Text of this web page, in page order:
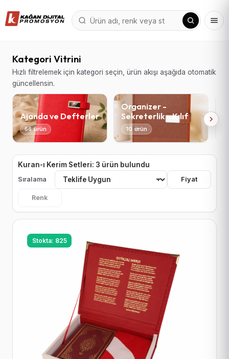
Kategori Vitrini
Hızlı filtrelemek için kategori seçin, ürün akışı aşağıda otomatik
güncellensin.
Ajanda ve Defterler
66 ürün
Organizer -
Sekreterlik - Kılıf
10 ürün
Kuran-ı Kerim Setleri: 3 ürün bulundu
Sıralama Fiyat
Renk
Stokta: 825